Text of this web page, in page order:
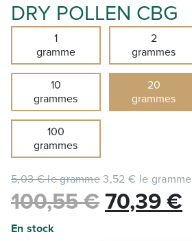
DRY POLLEN CBG
1
gramme
2
grammes
10
grammes
20
grammes
100
grammes
5,03 € le gramme 3,52 € le gramme
100,55€ Le
70,39 €
En stock